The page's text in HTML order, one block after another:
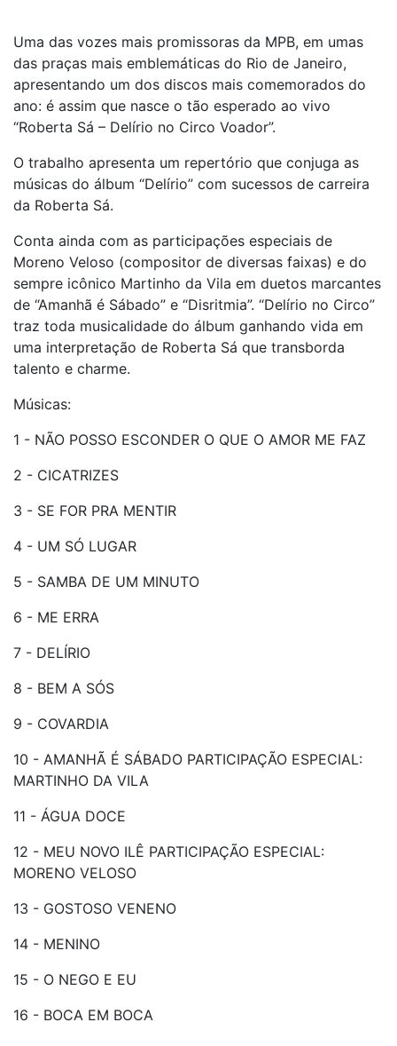
Uma das vozes mais promissoras da MPB, em umas
das praças mais emblemáticas do Rio de Janeiro,
apresentando um dos discos mais comemorados do
ano: é assim que nasce o tão esperado ao vivo
“Roberta Sá – Delírio no Circo Voador”.
O trabalho apresenta um repertório que conjuga as
músicas do álbum “Delírio” com sucessos de carreira
da Roberta Sá.
Conta ainda com as participações especiais de
Moreno Veloso (compositor de diversas faixas) e do
sempre icônico Martinho da Vila em duetos marcantes
de “Amanhã é Sábado” e “Disritmia”. “Delírio no Circo”
traz toda musicalidade do álbum ganhando vida em
uma interpretação de Roberta Sá que transborda
talento e charme.
Músicas:
1 - NÃO POSSO ESCONDER O QUE O AMOR ME FAZ
2 - CICATRIZES
3 - SE FOR PRA MENTIR
4 - UM SÓ LUGAR
5 - SAMBA DE UM MINUTO
6 - ME ERRA
7 - DELÍRIO
8 - BEM A SÓS
9 - COVARDIA
10 - AMANHÃ É SÁBADO PARTICIPAÇÃO ESPECIAL:
MARTINHO DA VILA
11 - ÁGUA DOCE
12 - MEU NOVO ILÊ PARTICIPAÇÃO ESPECIAL:
MORENO VELOSO
13 - GOSTOSO VENENO
14 - MENINO
15 - O NEGO E EU
16 - BOCA EM BOCA